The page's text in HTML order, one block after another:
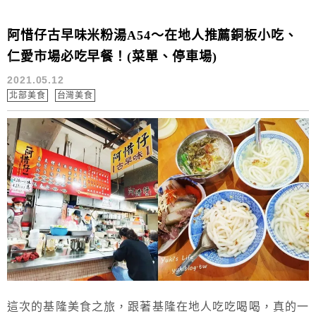
阿惜仔古早味米粉湯A54～在地人推薦銅板小吃、
仁愛市場必吃早餐！(菜單、停車場)
2021.05.12
北部美食 台灣美食
這次的基隆美食之旅，跟著基隆在地人吃吃喝喝，真的一